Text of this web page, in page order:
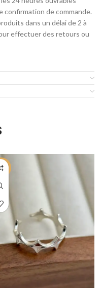
confirmation de commande.
dans un délai de 2 à
effectuer des retours ou